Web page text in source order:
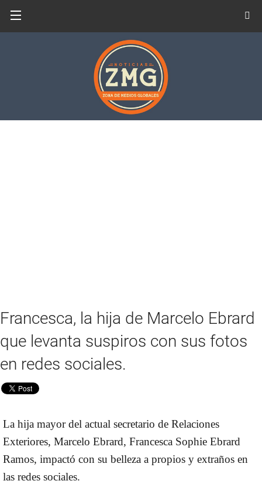
Francesca, la hija de Marcelo Ebrard
que levanta suspiros con sus fotos
en redes sociales.
La hija mayor del actual secretario de Relaciones
Exteriores, Marcelo Ebrard, Francesca Sophie Ebrard
Ramos, impactó con su belleza a propios y extraños en
las redes sociales.